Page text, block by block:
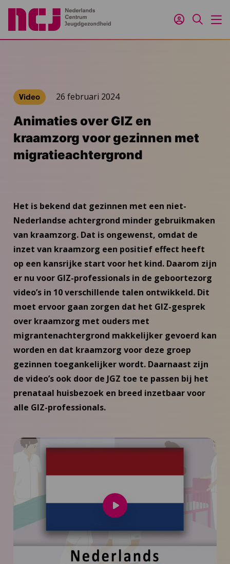
Inloggen
Zoeken
Video 26 februari 2024
Animaties over GIZ en
kraamzorg voor gezinnen met
migratieachtergrond
Het is bekend dat gezinnen met een niet-
Nederlandse achtergrond minder gebruikmaken
van kraamzorg. Dat is ongewenst, omdat de
inzet van kraamzorg een positief effect heeft
op een kansrijke start voor het kind. Daarom zijn
er nu voor GIZ-professionals in de geboortezorg
video’s in 10 verschillende talen ontwikkeld. Dit
moet ervoor gaan zorgen dat het GIZ-gesprek
over kraamzorg met ouders met
migrantenachtergrond makkelijker gevoerd kan
worden en dat kraamzorg voor deze groep
gezinnen toegankelijker wordt. Daarnaast zijn
de video’s ook door de JGZ toe te passen bij het
prenataal huisbezoek en breed inzetbaar voor
alle GIZ-professionals.
Speel
af